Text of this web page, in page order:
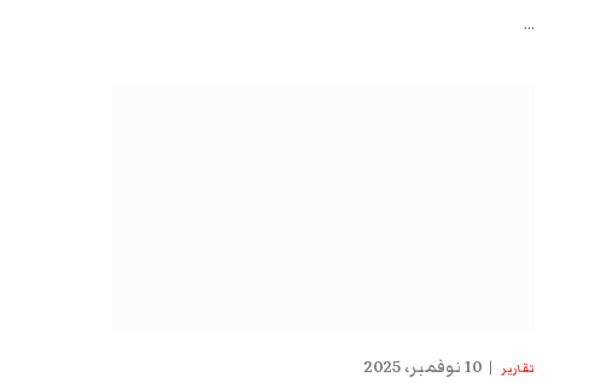
…
تقارير 10 نوفمبر، 2025